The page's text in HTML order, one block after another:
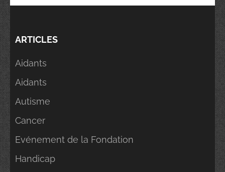
ARTICLES
Aidants
Aidants
Autisme
Cancer
Evénement de la Fondation
Handicap